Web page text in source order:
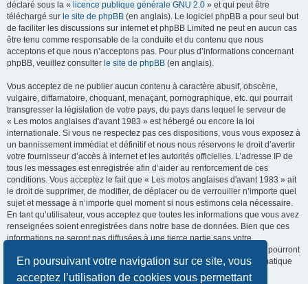
En poursuivant votre navigation sur ce site, vous
acceptez l’utilisation de cookies vous permettant
déclaré sous la « licence publique générale GNU 2.0 » et qui peut être
téléchargé sur le site de phpBB (en anglais). Le logiciel phpBB a pour seul but
de faciliter les discussions sur internet et phpBB Limited ne peut en aucun cas
être tenu comme responsable de la conduite et du contenu que nous
acceptons et que nous n’acceptons pas. Pour plus d’informations concernant
phpBB, veuillez consulter le site de phpBB (en anglais).
Vous acceptez de ne publier aucun contenu à caractère abusif, obscène,
vulgaire, diffamatoire, choquant, menaçant, pornographique, etc. qui pourrait
transgresser la législation de votre pays, du pays dans lequel le serveur de
« Les motos anglaises d'avant 1983 » est hébergé ou encore la loi
internationale. Si vous ne respectez pas ces dispositions, vous vous exposez à
un bannissement immédiat et définitif et nous nous réservons le droit d’avertir
votre fournisseur d’accès à internet et les autorités officielles. L’adresse IP de
tous les messages est enregistrée afin d’aider au renforcement de ces
conditions. Vous acceptez le fait que « Les motos anglaises d'avant 1983 » ait
le droit de supprimer, de modifier, de déplacer ou de verrouiller n’importe quel
sujet et message à n’importe quel moment si nous estimons cela nécessaire.
En tant qu’utilisateur, vous acceptez que toutes les informations que vous avez
renseignées soient enregistrées dans notre base de données. Bien que ces
informations ne seront pas diffusées à une tierce partie sans votre
consentement, ni « Les motos anglaises d'avant 1983 », ni phpBB, ne pourront
être tenus comme responsables en cas de tentative de piratage informatique
visant à compromettre vos données.